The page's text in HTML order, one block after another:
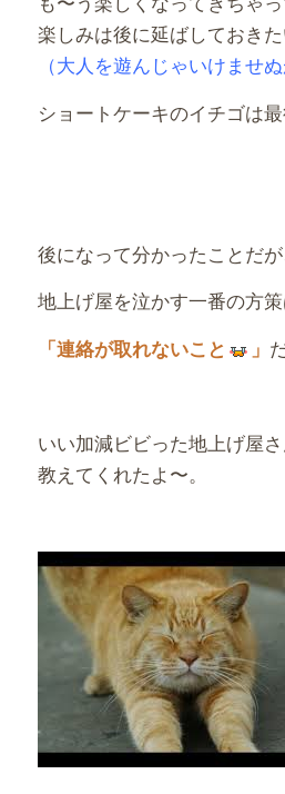
楽しみは後に延ばしておきた
（大人を遊んじゃいけませぬ
ショートケーキのイチゴは最
後になって分かったことだが
地上げ屋を泣かす一番の方策
「連絡が取れないこと 」
いい加減ビビった地上げ屋
教えてくれたよ〜。